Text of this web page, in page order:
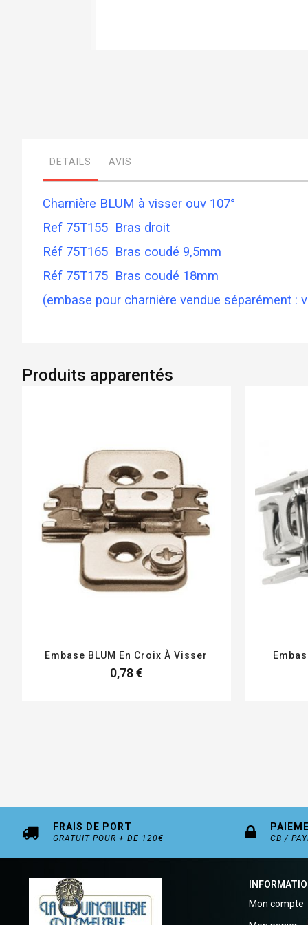
DETAILS
Charnière BLUM à visser ouv 107°
Ref 75T155 Bras droit
Réf 75T165 Bras coudé 9,5mm
Réf 75T175 Bras coudé 18mm
(embase pour charnière vendue séparément :
AVIS
Produits apparentés
Embase BLUM En Croix À Visser
0,78 €
FRAIS DE PORT
GRATUIT POUR + DE 120€ CB /
Mon compte